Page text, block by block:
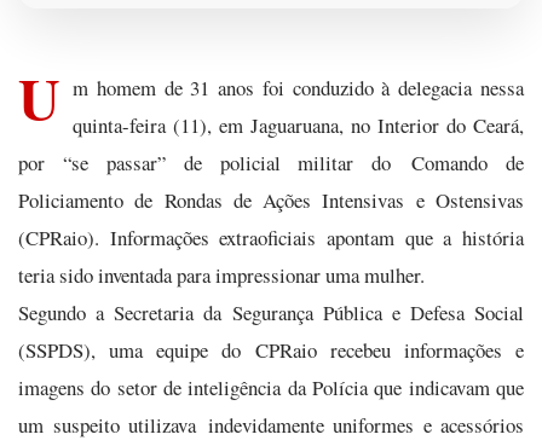
U m homem de 31 anos foi conduzido à delegacia nessa
quinta-feira (11), em Jaguaruana, no Interior do Ceará,
por “se passar” de policial militar do Comando de
Policiamento de Rondas de Ações Intensivas e Ostensivas
(CPRaio). Informações extraoficiais apontam que a história
teria sido inventada para impressionar uma mulher.
Segundo a Secretaria da Segurança Pública e Defesa Social
(SSPDS), uma equipe do CPRaio recebeu informações e
imagens do setor de inteligência da Polícia que indicavam que
um suspeito utilizava indevidamente uniformes e acessórios